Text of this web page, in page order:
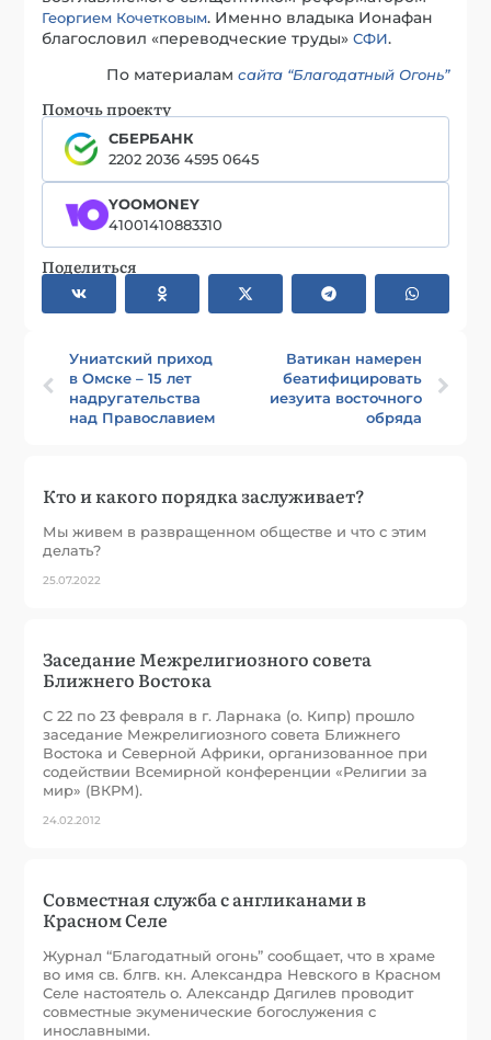
Георгием Кочетковым. Именно владыка Ионафан
благословил «переводческие труды»СФИ.
По материалам сайта “Благодатный Огонь”
Помочь проекту
СБЕРБАНК
2202 2036 4595 0645
YOOMONEY
41001410883310
Поделиться
Униатский приход
в Омске – 15 лет
надругательства
над Православием
Ватикан намерен
беатифицировать
иезуита восточного
обряда
Кто и какого порядка заслуживает?
Мы живем в развращенном обществе и что с этим
делать?
25.07.2022
Заседание Межрелигиозного совета
Ближнего Востока
С 22 по 23 февраля в г. Ларнака (о. Кипр) прошло
заседание Межрелигиозного совета Ближнего
Востока и Северной Африки, организованное при
содействии Всемирной конференции «Религии за
мир» (ВКРМ).
24.02.2012
Совместная служба с англиканами в
Красном Селе
Журнал “Благодатный огонь” сообщает, что в храме
во имя св. блгв. кн. Александра Невского в Красном
Селе настоятель о. Александр Дягилев проводит
совместные экуменические богослужения с
инославными.